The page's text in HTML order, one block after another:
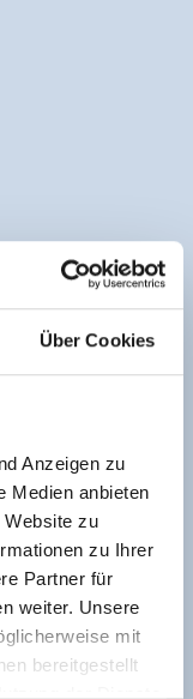
Über Cookies
Anzeigen zu
Medien anbieten
Website zu
zu Ihrer
Partner für
weiter. Unsere
mit
bereitgestellt
der Dienste